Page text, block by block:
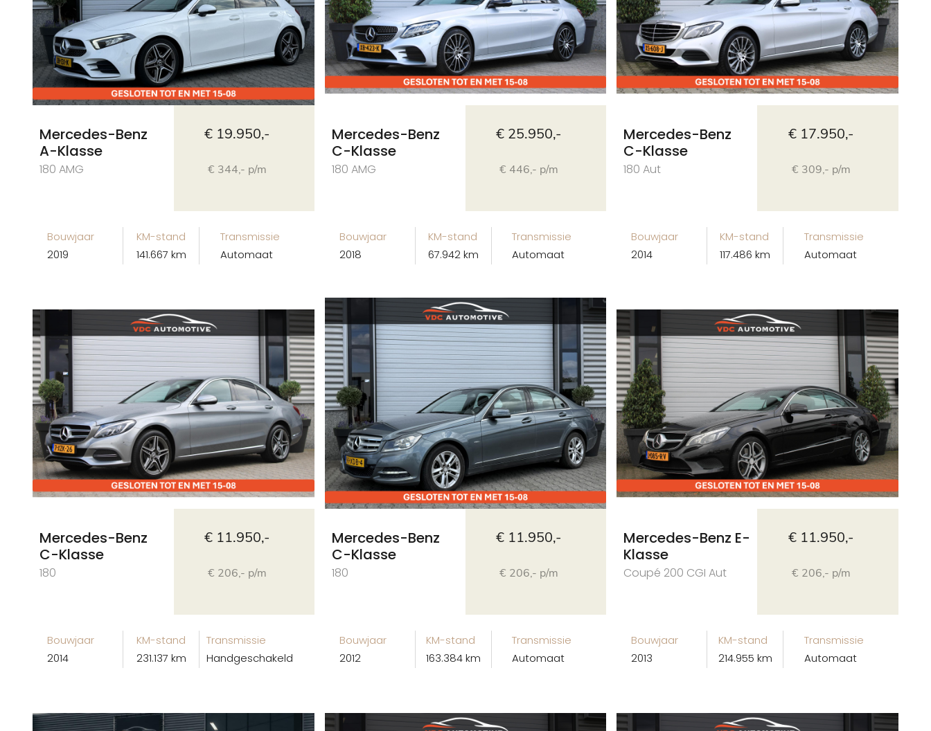
Mercedes-Benz
A-Klasse
180 AMG
€ 19.950,-
€ 344,- p/m
Bouwjaar
2019
KM-stand
141.667 km
Transmissie
Automaat
Mercedes-Benz
C-Klasse
180 AMG
€ 25.950,-
€ 446,- p/m
Bouwjaar
2018
KM-stand
67.942 km
Transmissie
Automaat
Mercedes-Benz
C-Klasse
180 Aut
€ 17.950,-
€ 309,- p/m
Bouwjaar
2014
KM-stand
117.486 km
Transmissie
Automaat
Mercedes-Benz
C-Klasse
180
€ 11.950,-
€ 206,- p/m
Bouwjaar
2014
KM-stand
231.137 km
Transmissie
Handgeschakeld
Mercedes-Benz
C-Klasse
180
€ 11.950,-
€ 206,- p/m
Bouwjaar
2012
KM-stand
163.384 km
Transmissie
Automaat
Mercedes-Benz E-
Klasse
Coupé 200 CGI Aut
€ 11.950,-
€ 206,- p/m
Bouwjaar
2013
KM-stand
214.955 km
Transmissie
Automaat